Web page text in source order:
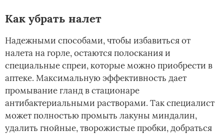
Как убрать налет
Надежными способами, чтобы избавиться от
налета на горле, остаются полоскания и
специальные спреи, которые можно приобрести в
аптеке. Максимальную эффективность дает
промывание гланд в стационаре
антибактериальными растворами. Так специалист
может полностью промыть лакуны миндалин,
удалить гнойные, творожистые пробки, добраться